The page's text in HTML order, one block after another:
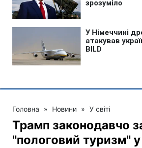
Головна » Новини » У світі
Трамп законодавчо
"пологовий туризм"